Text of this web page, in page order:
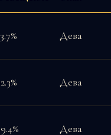
Дева
Дева
Дева